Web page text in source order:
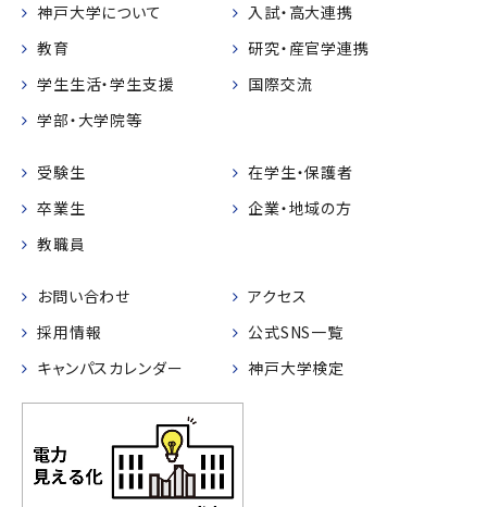
神戸大学について
入試・高大連携
教育
研究・産官学連携
学生生活・学生支援
国際交流
学部・大学院等
受験生
在学生・保護者
卒業生
企業・地域の方
教職員
お問い合わせ
アクセス
採用情報
公式SNS一覧
キャンパスカレンダー
神戸大学検定